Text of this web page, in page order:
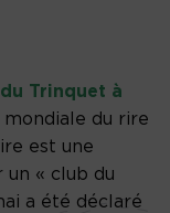
Trinquet à
mondiale du rire
est une
un « club du
a été déclaré